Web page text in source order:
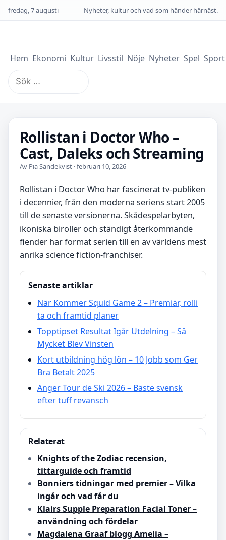
fredag, 7 augusti Nyheter, kultur och vad som händer härnäst.
Hem Ekonomi Kultur Livsstil Nöje Nyheter Spel Sport
Sök
efter:
Rollistan i Doctor Who –
Cast, Daleks och Streaming
Av Pia Sandekvist · februari 10, 2026
Rollistan i Doctor Who har fascinerat tv-publiken
i decennier, från den moderna seriens start 2005
till de senaste versionerna. Skådespelarbyten,
ikoniska biroller och ständigt återkommande
fiender har format serien till en av världens mest
anrika science fiction-franchiser.
Senaste artiklar
När Kommer Squid Game 2 – Premiär, rolli
ta och framtid planer
Topptipset Resultat Igår Utdelning – Så
Mycket Blev Vinsten
Kort utbildning hög lön – 10 Jobb som Ger
Bra Betalt 2025
Anger Tour de Ski 2026 – Bäste svensk
efter tuff revansch
Relaterat
Knights of the Zodiac recension,
tittarguide och framtid
Bonniers tidningar med premier – Vilka
ingår och vad får du
Klairs Supple Preparation Facial Toner –
användning och fördelar
Magdalena Graaf blogg Amelia –